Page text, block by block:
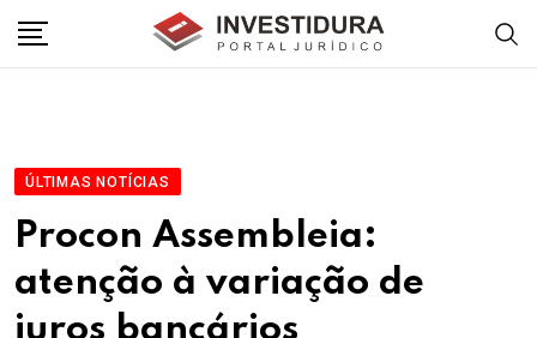
ÚLTIMAS NOTÍCIAS
Procon Assembleia:
atenção à variação de